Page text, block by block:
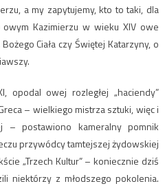
a my zapytujemy, kto to taki, dla
Kazimierzu w wieku XIV owe
Ciała czy Świętej Katarzyny, o
opodal owej rozległej „haciendy”
– wielkiego mistrza sztuki, więc i
– postawiono kameralny pomnik
przywódcy tamtejszej żydowskiej
„Trzech Kultur” – koniecznie dziś
niektórzy z młodszego pokolenia.